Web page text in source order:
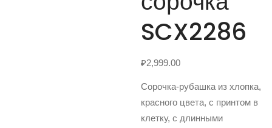
SCX2286
₽2,999.00
Сорочка-рубашка из хлопка,
красного цвета, с принтом в
клетку, с длинными